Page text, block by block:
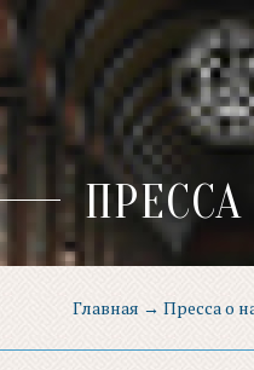
Главная → Пресса о